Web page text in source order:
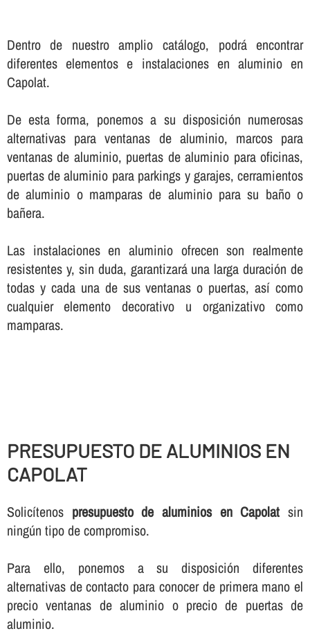
Dentro de nuestro amplio catálogo, podrá encontrar
diferentes elementos e instalaciones en aluminio en
Capolat.
De esta forma, ponemos a su disposición numerosas
alternativas para ventanas de aluminio, marcos para
ventanas de aluminio, puertas de aluminio para oficinas,
puertas de aluminio para parkings y garajes, cerramientos
de aluminio o mamparas de aluminio para su baño o
bañera.
Las instalaciones en aluminio ofrecen son realmente
resistentes y, sin duda, garantizará una larga duración de
todas y cada una de sus ventanas o puertas, así­ como
cualquier elemento decorativo u organizativo como
mamparas.
PRESUPUESTO DE ALUMINIOS EN
CAPOLAT
Solicí­tenos presupuesto de aluminios en Capolat sin
ningún tipo de compromiso.
Para ello, ponemos a su disposición diferentes
alternativas de contacto para conocer de primera mano el
precio ventanas de aluminio o precio de puertas de
aluminio.